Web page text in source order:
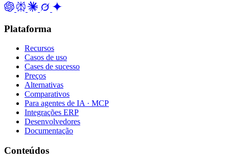
Plataforma
Recursos
Casos de uso
Cases de sucesso
Preços
Alternativas
Comparativos
Para agentes de IA · MCP
Integrações ERP
Desenvolvedores
Documentação
Conteúdos